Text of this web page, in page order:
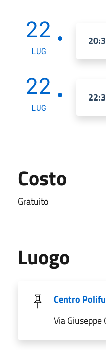
22
LUG
22
LUG
Costo
Gratuito
Luogo
Centro
Via